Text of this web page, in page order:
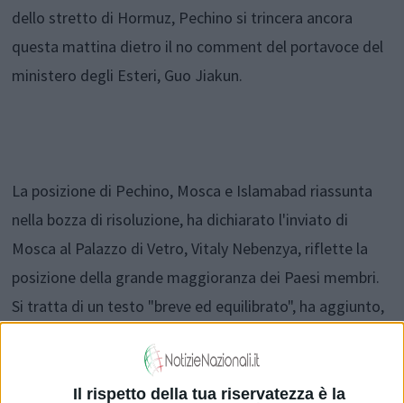
Il rispetto della tua riservatezza è la
dello stretto di Hormuz, Pechino si trincera ancora
questa mattina dietro il no comment del portavoce del
ministero degli Esteri, Guo Jiakun.
La posizione di Pechino, Mosca e Islamabad riassunta
nella bozza di risoluzione, ha dichiarato l'inviato di
Mosca al Palazzo di Vetro, Vitaly Nebenzya, riflette la
posizione della grande maggioranza dei Paesi membri.
Si tratta di un testo "breve ed equilibrato", ha aggiunto,
"segnalare la necessità di porre fine alla violenza il prima
possibile".